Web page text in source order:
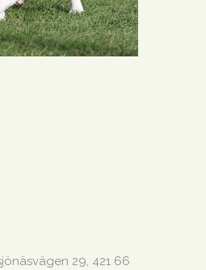
29, 421 66